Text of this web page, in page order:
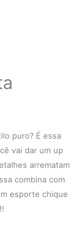
puro? É essa
vai dar um up
arrematam
combina com
esporte chique